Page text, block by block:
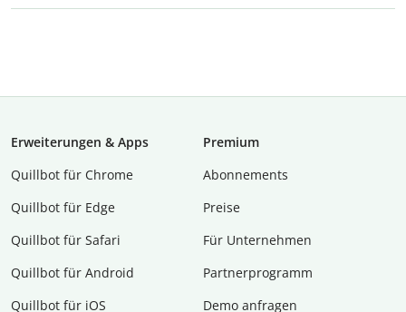
Erweiterungen & Apps
Quillbot für Chrome
Quillbot für Edge
Quillbot für Safari
Quillbot für Android
Quillbot für iOS
Premium
Abon­ne­ments
Preise
Für Unternehmen
Partnerprogramm
Demo anfragen